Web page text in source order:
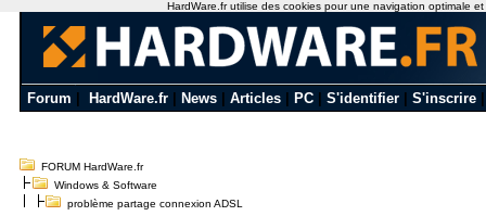
Forum HardWare.fr News Articles PC S'identifier S'inscrire
FORUM HardWare.fr
Windows & Software
problème partage connexion ADSL
HardWare.fr utilise des cookies pour une navigation optimale